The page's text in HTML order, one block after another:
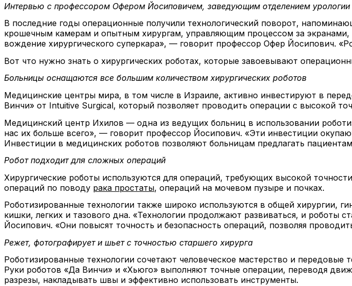
Интервью с профессором Офером Йосиповичем, заведующим отделением урологии
В последние годы операционные получили технологический поворот,
крошечным камерам и опытным хирургам, управляющим процессом за
вождение хирургического суперкара», — говорит профессор Офер Йосипович.
Вот что нужно знать о хирургических роботах, которые завоевывают
Больницы оснащаются все большим количеством хирургических роботов
Медицинские центры мира, в том числе в Израиле, активно инвестируют в
Винчи» от Intuitive Surgical, который позволяет проводить операции с высокой
Медицинский центр Ихилов — одна из ведущих больниц в использовании
нас их больше всего», — говорит профессор Йосипович. «Эти инвестиции
Инвестиции в медицинских роботов позволяют больницам предлагать
Робот подходит для сложных операций
Хирургические роботы используются для операций, требующих высокой
операций по поводу рака простаты, операций на мочевом пузыре и почках.
Роботизированные технологии также широко используются в общей хирургии,
кишки, легких и тазового дна. «Технологии продолжают развиваться, и роботы
Йосипович. «Они повысят точность и безопасность операций, позволяя
Режет, фотографирует и шьет с точностью старшего хирурга
Роботизированные технологии сочетают человеческое мастерство и
Руки роботов «Да Винчи» и «Хьюго» выполняют точные операции, переводя
разрезы, накладывать швы и эффективно использовать инструменты.